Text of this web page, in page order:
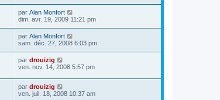
par Alan Monfort
dim. avr. 19, 2009 11:21 pm
par Alan Monfort
sam. déc. 27, 2008 6:03 pm
par drouizig
ven. nov. 14, 2008 5:57 pm
par drouizig
ven. juil. 18, 2008 10:37 am